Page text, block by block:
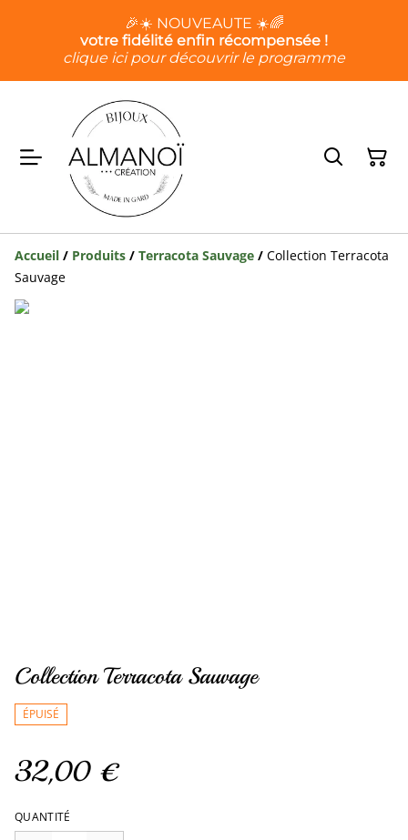
🎉☀️ NOUVEAUTE ☀️🌈
votre fidélité enfin récompensée !
clique ici pour découvrir le programme
Accueil / Produits / Terracota Sauvage / Collection Terracota
Sauvage
Collection Terracota Sauvage
ÉPUISÉ
32,00 €
QUANTITÉ